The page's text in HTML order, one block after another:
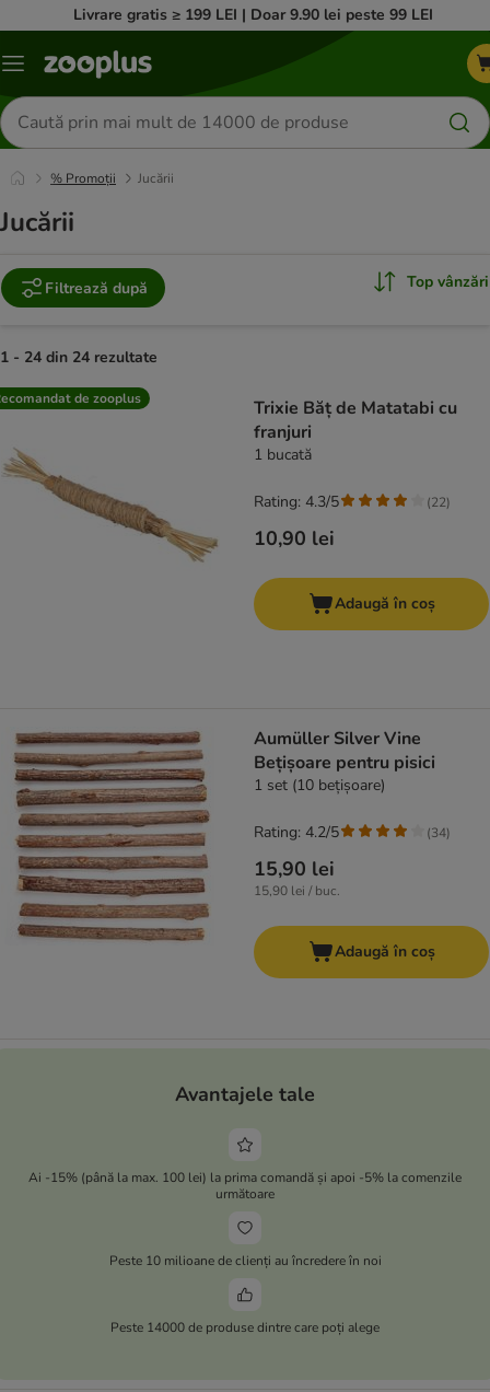
Livrare gratis ≥ 199 LEI | Doar 9.90 lei peste 99 LEI
Categorii
Căutare
produse
% Promoții Jucării
Jucării
Filtrează după Top vânzări
1 - 24 din 24 rezultate
product items have been changed
de zooplus
Trixie Băț de Matatabi cu
franjuri
1 bucată
10,90 lei
Rating: 4.3/5 (22)
Adaugă în coș
Aumüller Silver Vine
Bețișoare pentru pisici
1 set (10 bețișoare)
15,90 lei
15,90 lei / buc.
Rating: 4.2/5 (34)
Adaugă în coș
Avantajele tale
Ai -15% (până la max. 100 lei) la prima comandă și apoi -5% la comenzile
următoare
Peste 10 milioane de clienți au încredere în noi
Peste 14000 de produse dintre care poți alege